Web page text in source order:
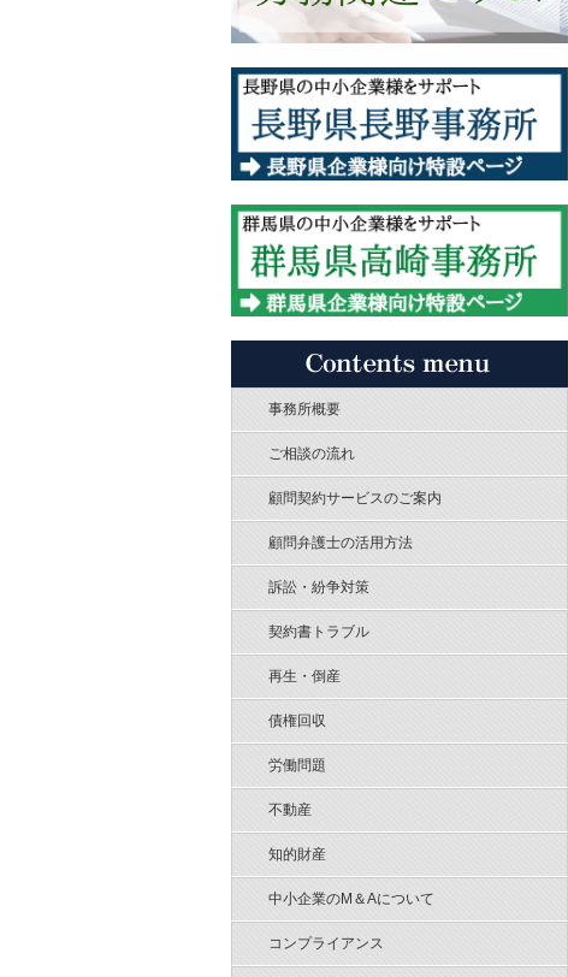
事務所概要
ご相談の流れ
顧問契約サービスのご案内
顧問弁護士の活用方法
訴訟・紛争対策
契約書トラブル
再生・倒産
債権回収
労働問題
不動産
知的財産
中小企業のM＆Aについて
コンプライアンス